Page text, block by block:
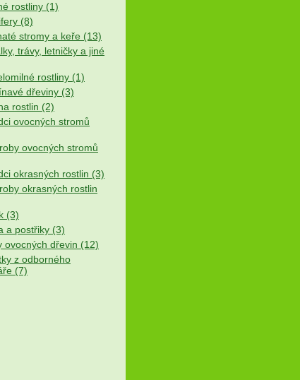
rostliny (1)
(8)
stromy a keře (13)
trávy, letničky a jiné
rostliny (1)
dřeviny (3)
rostlin (2)
ovocných stromů
ovocných stromů
okrasných rostlin (3)
okrasných rostlin
(3)
a postřiky (3)
ovocných dřevin (12)
z odborného
(7)